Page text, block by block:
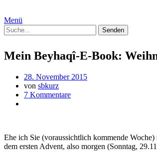
Menü
Mein Beyhaqî-E-Book:
28. November 2015
von sbkurz
7 Kommentare
Ehe ich Sie (voraussichtlich kommende
dem ersten Advent, also morgen (Sonntag,